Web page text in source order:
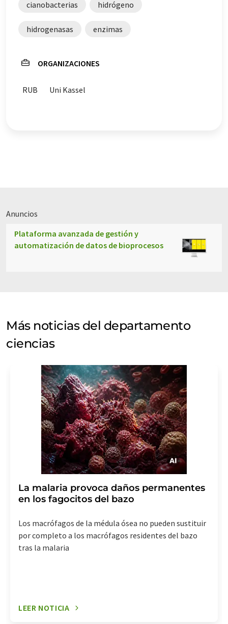
cianobacterias hidrógeno
hidrogenasas enzimas
ORGANIZACIONES
RUB Uni Kassel
Anuncios
Plataforma avanzada de gestión y
automatización de datos de bioprocesos
Más noticias del departamento
ciencias
La malaria provoca daños permanentes
en los fagocitos del bazo
Los macrófagos de la médula ósea no pueden sustituir
por completo a los macrófagos residentes del bazo
tras la malaria
LEER NOTICIA